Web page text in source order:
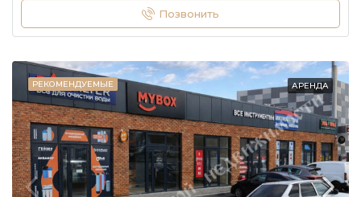
Позвонить
РЕКОМЕНДУЕМЫЕ АРЕНДА